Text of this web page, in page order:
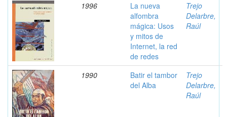
1996
La nueva
alfombra
mágica: Usos
y mitos de
Internet, la red
de redes
Trejo
Delarbre,
Raúl
1990
Batir el tambor
del Alba
Trejo
Delarbre,
Raúl